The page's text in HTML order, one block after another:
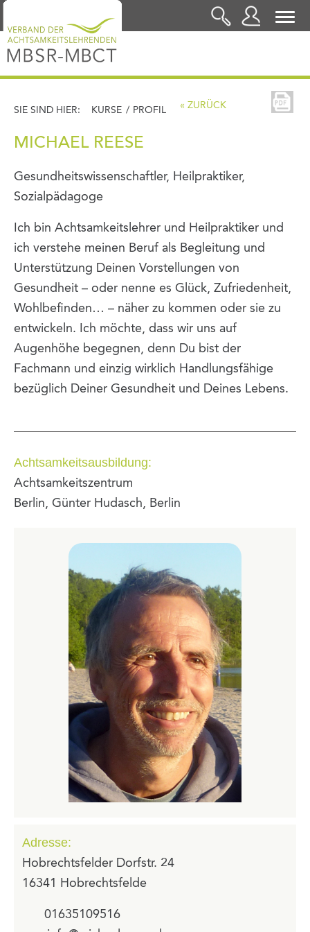
LOGIN
SIE SIND HIER: KURSE / PROFIL « ZURÜCK
MICHAEL REESE
Gesundheitswissenschaftler, Heilpraktiker,
Sozialpädagoge
Ich bin Achtsamkeitslehrer und Heilpraktiker und
ich verstehe meinen Beruf als Begleitung und
Unterstützung Deinen Vorstellungen von
Gesundheit – oder nenne es Glück, Zufriedenheit,
Wohlbefinden… – näher zu kommen oder sie zu
entwickeln. Ich möchte, dass wir uns auf
Augenhöhe begegnen, denn Du bist der
Fachmann und einzig wirklich Handlungsfähige
bezüglich Deiner Gesundheit und Deines Lebens.
Achtsamkeitsausbildung:
Achtsamkeitszentrum
Berlin, Günter Hudasch, Berlin
Adresse:
Hobrechtsfelder Dorfstr. 24
16341 Hobrechtsfelde
01635109516